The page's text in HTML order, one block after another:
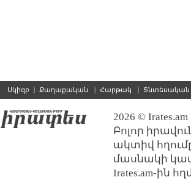
Սկիզբ | Քաղաքական | Հարթակ | Տնտեսական
2026 © Irates.am
Բոլոր
ակտիվ
մասնակի
Irates.am-ին